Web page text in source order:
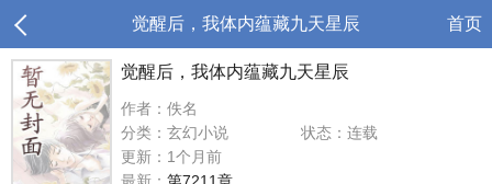
觉醒后，我体内蕴藏九天星辰 首页
觉醒后，我体内蕴藏九天星辰
作者：佚名
分类：玄幻小说
状态：连载
更新：1个月前